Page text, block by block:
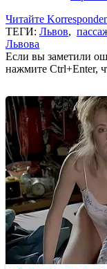
Читайте
ТЕГИ: Львов,
Львова
Если вы заметили
нажмите Ctrl+Enter,